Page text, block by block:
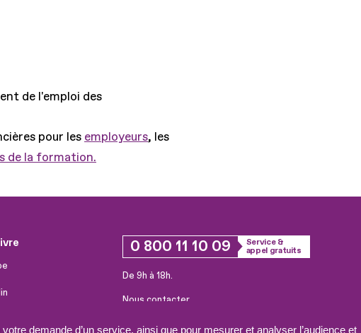
demande d’un service, ainsi que pour mesurer et analyser l’audience et
de l'emploi des
pour les employeurs, les
de la formation.
0 800 11 10 09
Service &
appel gratuits
De 9h à 18h.
Nous contacter